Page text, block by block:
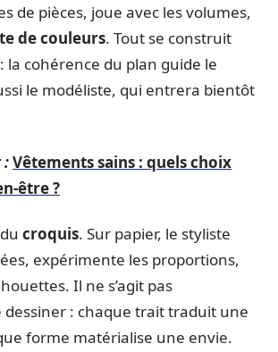
de pièces, joue avec les volumes,
de couleurs. Tout se construit
la cohérence du plan guide le
le modéliste, qui entrera bientôt
:Vêtements sains : quels choix
être ?
croquis. Sur papier, le styliste
expérimente les proportions,
Il ne s’agit pas
dessiner : chaque trait traduit une
forme matérialise une envie.